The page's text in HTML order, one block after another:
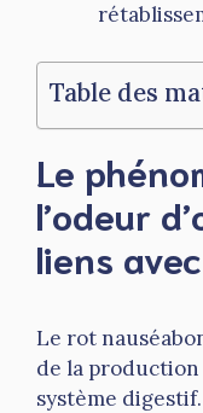
Table des
Le
l’odeur
liens
Le rot
de la production
système